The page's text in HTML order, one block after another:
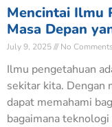
Mencintai Ilmu
Masa Depan
July 9, 2025 No Comments
Ilmu pengetahuan
sekitar kita. Dengan
dapat memahami
bagaimana